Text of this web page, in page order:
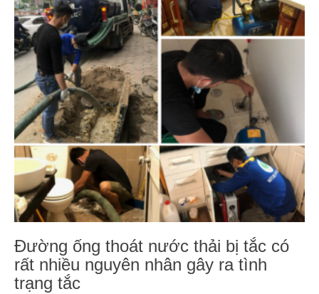
Đường ống thoát nước thải bị tắc có
rất nhiều nguyên nhân gây ra tình
trạng tắc